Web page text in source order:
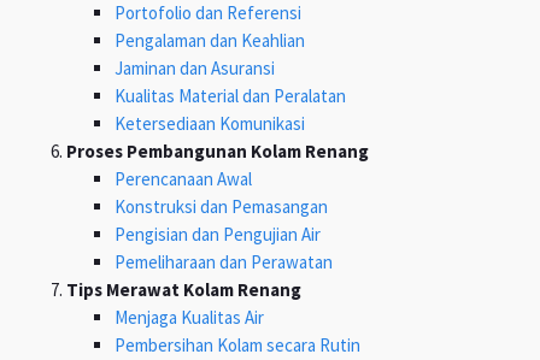
Portofolio dan Referensi
Pengalaman dan Keahlian
Jaminan dan Asuransi
Kualitas Material dan Peralatan
Ketersediaan Komunikasi
Proses Pembangunan Kolam Renang
Perencanaan Awal
Konstruksi dan Pemasangan
Pengisian dan Pengujian Air
Pemeliharaan dan Perawatan
Tips Merawat Kolam Renang
Menjaga Kualitas Air
Pembersihan Kolam secara Rutin